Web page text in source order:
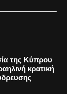
της Κύπρου
κρατική